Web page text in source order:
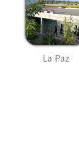
La Paz